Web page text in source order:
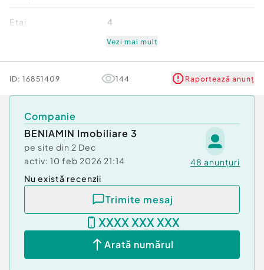
Etaj 4
Stare Bună
Vezi mai mult
ID: 16851409 144 Raportează anunț
Companie
BENIAMIN Imobiliare 3
pe site din 2 Dec
activ: 10 feb 2026 21:14 48 anunțuri
Nu există recenzii
Trimite mesaj
XXXX XXX XXX
Arată numărul